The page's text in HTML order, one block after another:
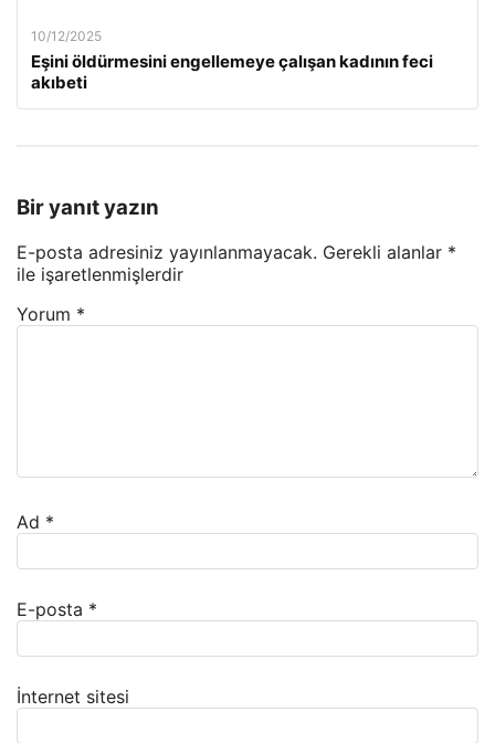
10/12/2025
Eşini öldürmesini engellemeye çalışan kadının feci
akıbeti
Bir yanıt yazın
E-posta adresiniz yayınlanmayacak. Gerekli alanlar *
ile işaretlenmişlerdir
Yorum *
Ad *
E-posta *
İnternet sitesi